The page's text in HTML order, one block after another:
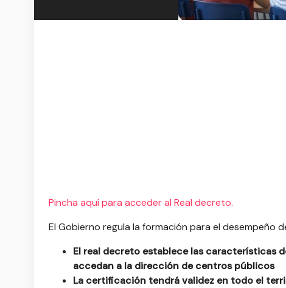
Pincha aquí para acceder al Real decreto.
El Gobierno regula la formación para el desempeño
El real decreto establece las características
accedan a la dirección de centros públicos
La certificación tendrá validez en todo el